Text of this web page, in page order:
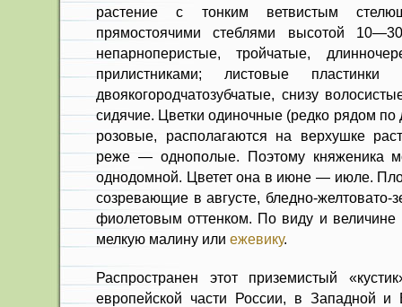
растение с тонким ветвистым
прямостоячими стеблями высотой
непарноперистые, тройча­тые,
прилистниками; листовые пластинки
двоякогородчатозубчатые, снизу
сидячие. Цветки одиночные (редко рядом
розовые, располагаются на верхушке
реже — однополые. Поэтому княженика
однодомной. Цве­тет она в июне — июле.
созревающие в августе, бледно-
фиолетовым оттенком. По виду и величине
мелкую малину или ежевику.
Распространен этот приземистый
европейской части России, в Западной